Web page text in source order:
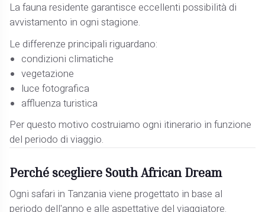
La fauna residente garantisce eccellenti possibilità di
avvistamento in ogni stagione.
Le differenze principali riguardano:
condizioni climatiche
vegetazione
luce fotografica
affluenza turistica
Per questo motivo costruiamo ogni itinerario in funzione
del periodo di viaggio.
Perché scegliere South African Dream
Ogni safari in Tanzania viene progettato in base al
periodo dell'anno e alle aspettative del viaggiatore.